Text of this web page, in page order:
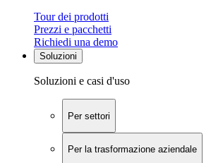
Tour dei prodotti
Prezzi e pacchetti
Richiedi una demo
Soluzioni
Soluzioni e casi d'uso
Per settori
Per la trasformazione aziendale